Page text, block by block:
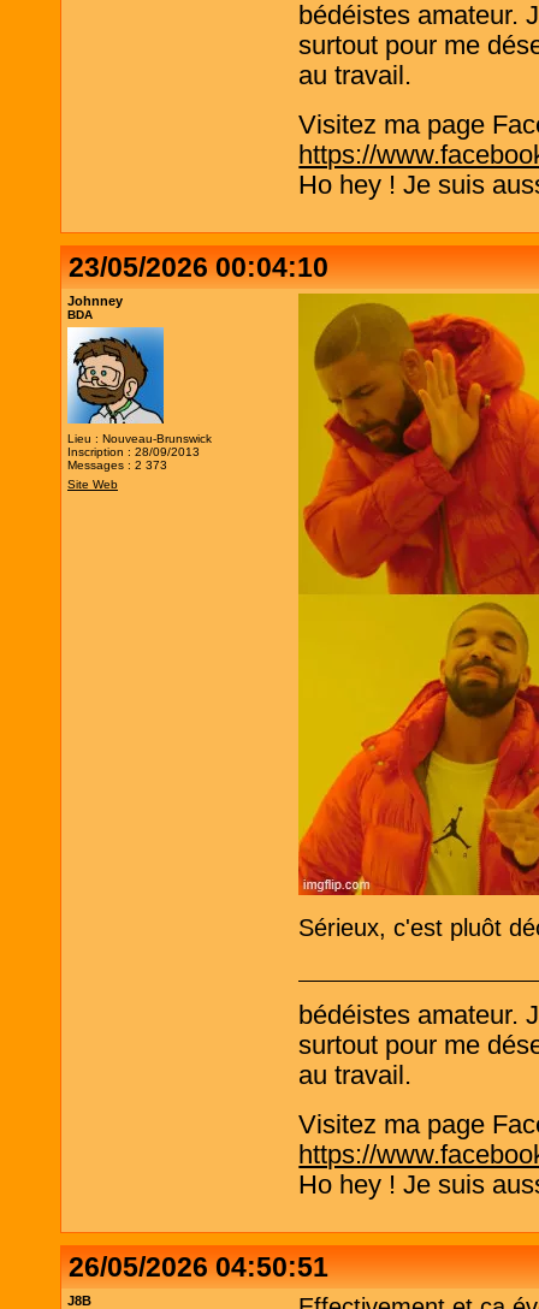
bédéistes amateur.
surtout pour me
au travail.
Visitez ma page
https://
Ho hey ! Je suis
23/05/2026 00:04:10
Johnney
BDA
Lieu : Nouveau-Brunswick
Inscription : 28/09/2013
Messages : 2 373
Site Web
Sérieux, c'est pluôt
bédéistes amateur.
surtout pour me
au travail.
Visitez ma page
https://
Ho hey ! Je suis
26/05/2026 04:50:51
J8B